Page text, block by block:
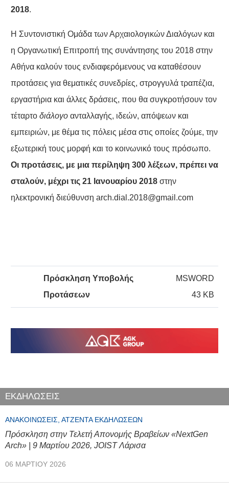
2018.
Η Συντονιστική Ομάδα των Αρχαιολογικών Διαλόγων και
η Οργανωτική Επιτροπή της συνάντησης του 2018 στην
Αθήνα καλούν τους ενδιαφερόμενους να καταθέσουν
προτάσεις για θεματικές συνεδρίες, στρογγυλά τραπέζια,
εργαστήρια και άλλες δράσεις, που θα συγκροτήσουν τον
τέταρτο διάλογοανταλλαγής, ιδεών, απόψεων και
εμπειριών, με θέμα τις πόλεις μέσα στις οποίες ζούμε, την
εξωτερική τους μορφή και το κοινωνικό τους πρόσωπο.
Οι προτάσεις, με μια περίληψη 300 λέξεων, πρέπει να
σταλούν, μέχρι τις 21 Ιανουαρίου 2018στην
ηλεκτρονική διεύθυνση arch.dial.2018@gmail.com
Πρόσκληση Υποβολής
Προτάσεων
MSWORD
43 KB
ΕΚΔΗΛΩΣΕΙΣ
ΑΝΑΚΟΙΝΏΣΕΙΣ, ΑΤΖΈΝΤΑ ΕΚΔΗΛΏΣΕΩΝ
Πρόσκληση στην Τελετή Απονομής Βραβείων «NextGen
Arch» | 9 Μαρτίου 2026, JOIST Λάρισα
06 ΜΑΡΤΊΟΥ 2026